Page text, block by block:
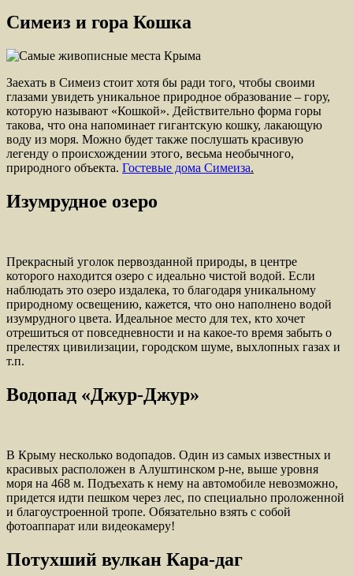
Симеиз и гора Кошка
Заехать в Симеиз стоит хотя бы ради того, чтобы своими
глазами увидеть уникальное природное образование – гору,
которую называют «Кошкой». Действительно форма горы
такова, что она напоминает гигантскую кошку, лакающую
воду из моря. Можно будет также послушать красивую
легенду о происхождении этого, весьма необычного,
природного объекта. Гостевые дома Симеиза.
Изумрудное озеро
Прекрасный уголок первозданной природы, в центре
которого находится озеро с идеально чистой водой. Если
наблюдать это озеро издалека, то благодаря уникальному
природному освещению, кажется, что оно наполнено водой
изумрудного цвета. Идеальное место для тех, кто хочет
отрешиться от повседневности и на какое-то время забыть о
прелестях цивилизации, городском шуме, выхлопных газах и
т.п.
Водопад «Джур-Джур»
В Крыму несколько водопадов. Один из самых известных и
красивых расположен в Алуштинском р-не, выше уровня
моря на 468 м. Подъехать к нему на автомобиле невозможно,
придется идти пешком через лес, по специально проложенной
и благоустроенной тропе. Обязательно взять с собой
фотоаппарат или видеокамеру!
Потухший вулкан Кара-даг